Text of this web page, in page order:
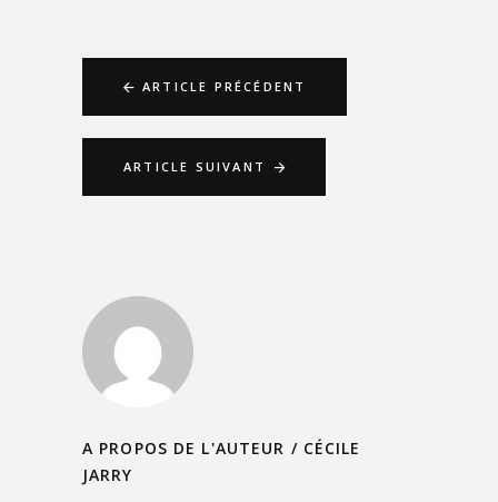
ARTICLE PRÉCÉDENT
ARTICLE SUIVANT
A PROPOS DE L'AUTEUR / CÉCILE
JARRY